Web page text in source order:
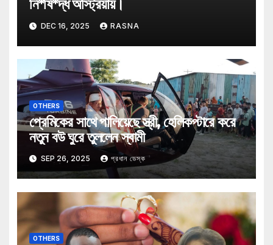
নি*ষি*দ্ধ অস্ট্রিয়ায়।
DEC 16, 2025 RASNA
OTHERS
প্রেমিকের সাথে পালিয়েছে স্ত্রী, হেলিকপ্টারে করে
নতুন বউ ঘুরে তুললেন স্বামী
SEP 26, 2025 প্রধান ডেস্ক
OTHERS